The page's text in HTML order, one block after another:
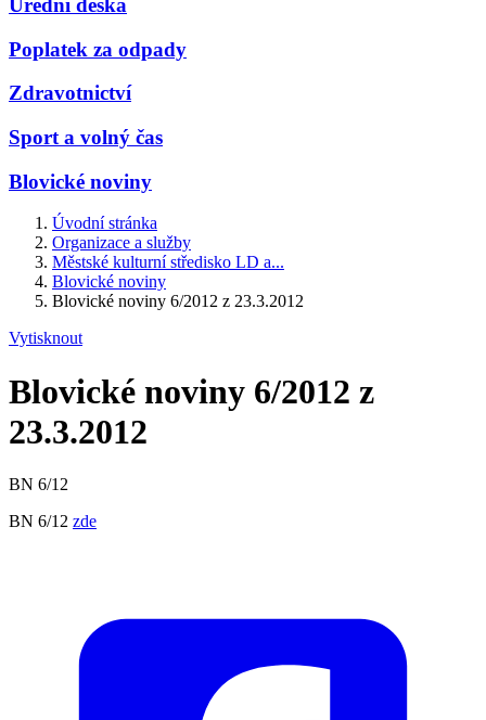
Úřední deska
Poplatek za odpady
Zdravotnictví
Sport a volný čas
Blovické noviny
Úvodní stránka
Organizace a služby
Městské kulturní středisko LD a...
Blovické noviny
Blovické noviny 6/2012 z 23.3.2012
Vytisknout
Blovické noviny 6/2012 z
23.3.2012
BN 6/12
BN 6/12 zde